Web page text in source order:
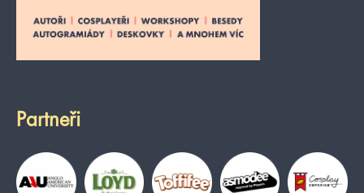
Partneři